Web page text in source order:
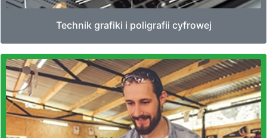
Technik grafiki i poligrafii cyfrowej